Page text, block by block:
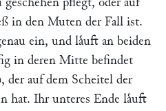
in den Muten der Fall ist.
ein, und laͤuft an beiden
in deren Mitte befindet
, der auf dem Scheitel der
hat. Ihr unteres Ende laͤuft